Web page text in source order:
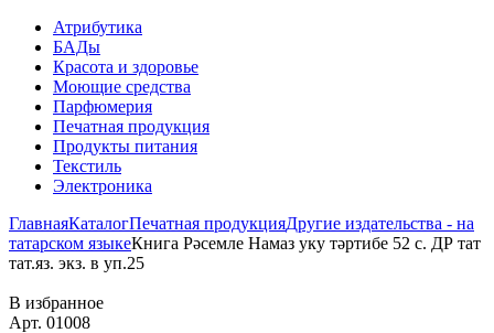
Атрибутика
БАДы
Красота и здоровье
Моющие средства
Парфюмерия
Печатная продукция
Продукты питания
Текстиль
Электроника
ГлавнаяКаталогПечатная продукцияДругие издательства - на
татарском языкеКнига Рәсемле Намаз уку тәртибе 52 с. ДР тат
тат.яз. экз. в уп.25
В избранное
Арт. 01008